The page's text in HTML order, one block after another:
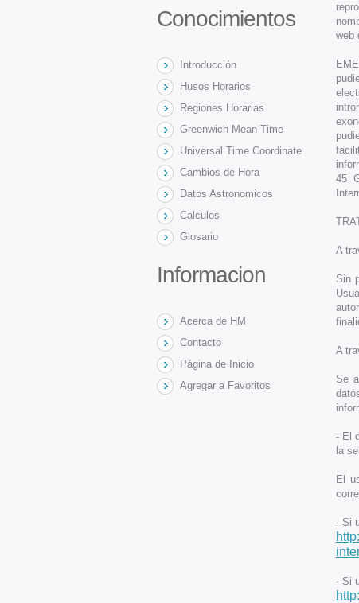
Conocimientos
Introducción
Husos Horarios
Regiones Horarias
Greenwich Mean Time
Universal Time Coordinate
Cambios de Hora
Datos Astronomicos
Calculos
Glosario
Informacion
Acerca de HM
Contacto
Página de Inicio
Agregar a Favoritos
web
45
A
Sin
A
Se
- El
la
El
- Si
- Si